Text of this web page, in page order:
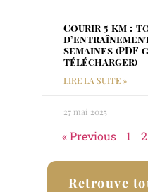
Courir 5 km :
semaines
télécharger)
LIRE LA SUITE »
27 mai 2025
« Previous 1 2
Retrouve